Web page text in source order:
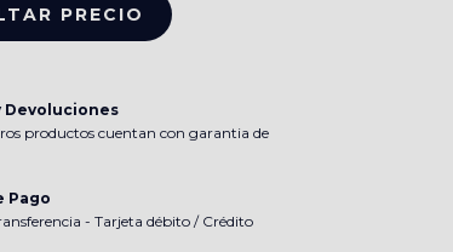
Devoluciones
productos cuentan con garantia de
Pago
- Tarjeta débito / Crédito